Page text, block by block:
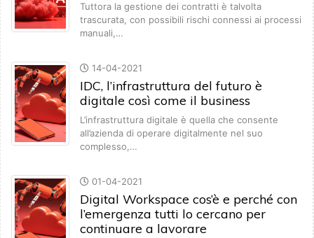
Tuttora la gestione dei contratti è talvolta
trascurata, con possibili rischi connessi ai processi
manuali,…
14-04-2021
IDC, l’infrastruttura del futuro è
digitale così come il business
L’infrastruttura digitale è quella che consente
all’azienda di operare digitalmente nel suo
complesso,…
01-04-2021
Digital Workspace cos’è e perché con
l’emergenza tutti lo cercano per
continuare a lavorare